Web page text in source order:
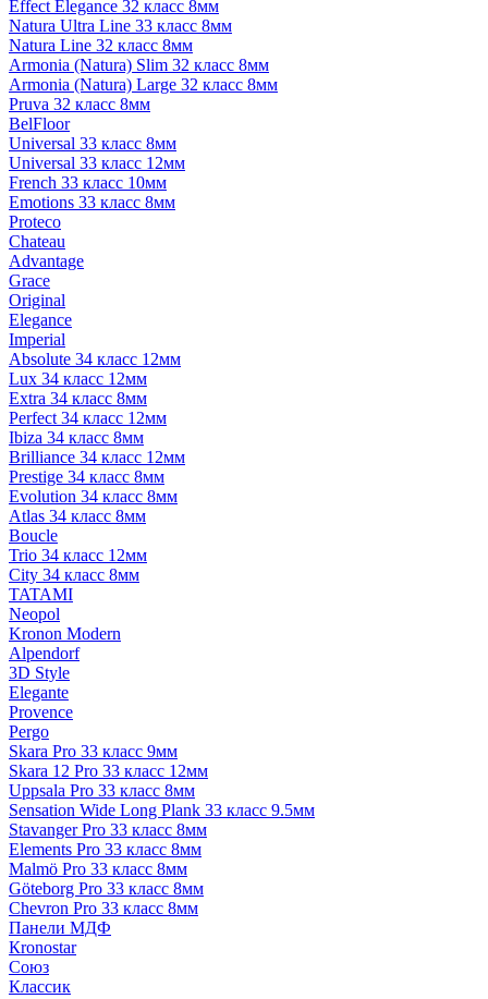
Effect Elegance 32 класс 8мм
Natura Ultra Line 33 класс 8мм
Natura Line 32 класс 8мм
Armonia (Natura) Slim 32 класс 8мм
Armonia (Natura) Large 32 класс 8мм
Pruva 32 класс 8мм
BelFloor
Universal 33 класс 8мм
Universal 33 класс 12мм
French 33 класс 10мм
Emotions 33 класс 8мм
Proteco
Chateau
Advantage
Grace
Original
Elegance
Imperial
Absolute 34 класс 12мм
Lux 34 класс 12мм
Extra 34 класс 8мм
Perfect 34 класс 12мм
Ibiza 34 класс 8мм
Brilliance 34 класс 12мм
Prestige 34 класс 8мм
Evolution 34 класс 8мм
Atlas 34 класс 8мм
Boucle
Trio 34 класс 12мм
City 34 класс 8мм
TATAMI
Neopol
Kronon Modern
Alpendorf
3D Style
Elegante
Provence
Pergo
Skara Pro 33 класс 9мм
Skara 12 Pro 33 класс 12мм
Uppsala Pro 33 класс 8мм
Sensation Wide Long Plank 33 класс 9.5мм
Stavanger Pro 33 класс 8мм
Elements Pro 33 класс 8мм
Malmö Pro 33 класс 8мм
Göteborg Pro 33 класс 8мм
Chevron Pro 33 класс 8мм
Панели МДФ
Кronostar
Союз
Классик